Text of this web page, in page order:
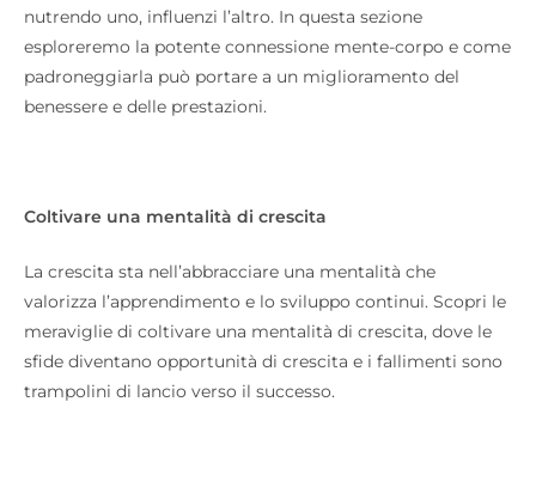
nutrendo uno, influenzi l’altro. In questa sezione
esploreremo la potente connessione mente-corpo e come
padroneggiarla può portare a un miglioramento del
benessere e delle prestazioni.
Coltivare una mentalità di crescita
La crescita sta nell’abbracciare una mentalità che
valorizza l’apprendimento e lo sviluppo continui. Scopri le
meraviglie di coltivare una mentalità di crescita, dove le
sfide diventano opportunità di crescita e i fallimenti sono
trampolini di lancio verso il successo.